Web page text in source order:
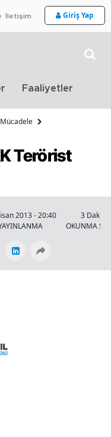
İletişim Giriş Yap
Faaliyetler
Terörist
2013 - 20:40
3 Dakika
OKUNMA